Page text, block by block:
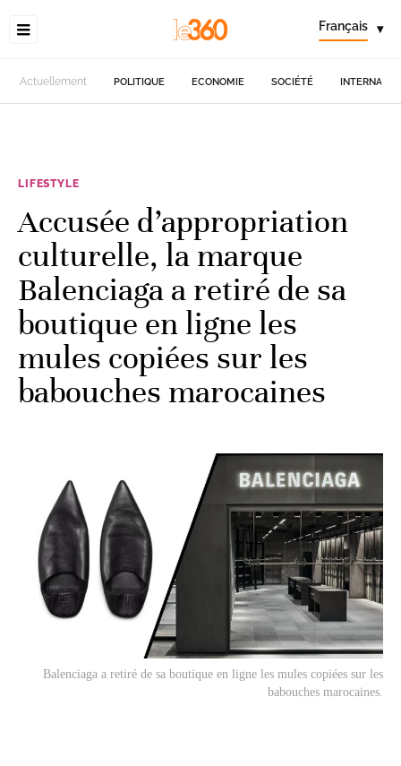
Français ▾
Actuellement POLITIQUE ECONOMIE SOCIÉTÉ
LIFESTYLE
Accusée d’appropriation
culturelle, la marque
Balenciaga a retiré de sa
boutique en ligne les
mules copiées sur les
babouches marocaines
Balenciaga a retiré de sa boutique en ligne les mules copiées sur les
babouches marocaines.